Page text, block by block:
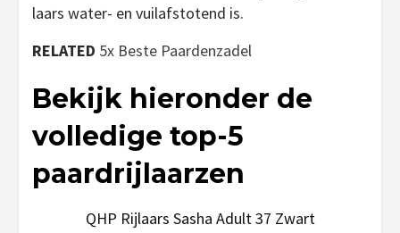
laars water- en vuilafstotend is.
RELATED 5x Beste Paardenzadel
Bekijk hieronder de
volledige top-5
paardrijlaarzen
QHP Rijlaars Sasha Adult 37 Zwart